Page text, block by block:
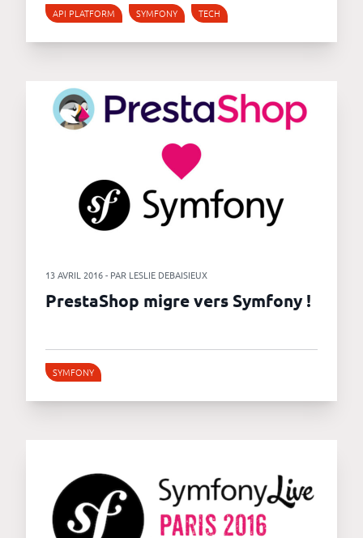
API PLATFORM SYMFONY TECH
13 AVRIL 2016 - PAR LESLIE DEBAISIEUX
PrestaShop migre vers Symfony !
SYMFONY